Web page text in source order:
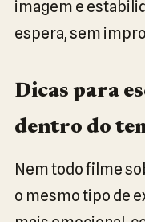
imagem e
espera, sem
Dicas para
dentro do
Nem todo filme
o mesmo tipo de